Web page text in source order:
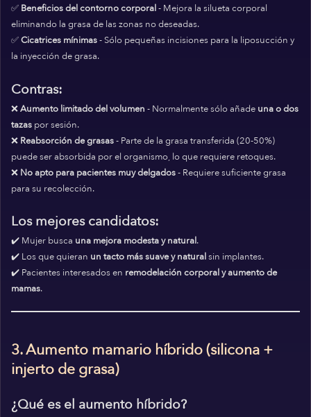
✅ Beneficios del contorno corporal- Mejora la silueta corporal
eliminando la grasa de las zonas no deseadas.
✅Cicatrices mínimas- Sólo pequeñas incisiones para la liposucción y
la inyección de grasa.
Contras:
❌Aumento limitado del volumen - Normalmente sólo añade una o dos
tazas por sesión.
❌ Reabsorción de grasas- Parte de la grasa transferida (20-50%)
puede ser absorbida por el organismo, lo que requiere retoques.
❌ No apto para pacientes muy delgados- Requiere suficiente grasa
para su recolección.
Los mejores candidatos:
✔️ Mujer busca una mejora modesta y natural.
✔️ Los que quieran un tacto más suave y naturalsin implantes.
✔️ Pacientes interesados en remodelación corporal y aumento de
mamas.
3. Aumento mamario híbrido (silicona +
injerto de grasa)
¿Qué es el aumento híbrido?